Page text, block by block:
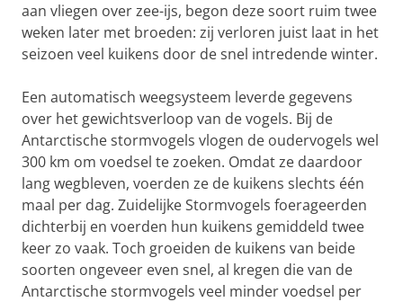
aan vliegen over zee-ijs, begon deze soort ruim twee
weken later met broeden: zij verloren juist laat in het
seizoen veel kuikens door de snel intredende winter.
Een automatisch weegsysteem leverde gegevens
over het gewichtsverloop van de vogels. Bij de
Antarctische stormvogels vlogen de oudervogels wel
300 km om voedsel te zoeken. Omdat ze daardoor
lang wegbleven, voerden ze de kuikens slechts één
maal per dag. Zuidelijke Stormvogels foerageerden
dichterbij en voerden hun kuikens gemiddeld twee
keer zo vaak. Toch groeiden de kuikens van beide
soorten ongeveer even snel, al kregen die van de
Antarctische stormvogels veel minder voedsel per